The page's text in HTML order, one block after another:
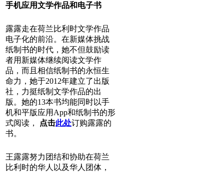
手机应用文学作品和电子书
露露走在荷兰比利时文学作品
电子化的前沿。在新媒体挑战
纸制书的时代，她不但鼓励读
者用新媒体继续阅读文学作
品，而且相信纸制书的永恒生
命力，她于2012年建立了出版
社，力挺纸制文学作品的出
版。她的13本书均能同时以手
机和平版应用App和纸制书的形
式阅读，
点击此处订购露露的
书。
王露露努力团结和协助在荷兰
比利时的华人以及华人团体，